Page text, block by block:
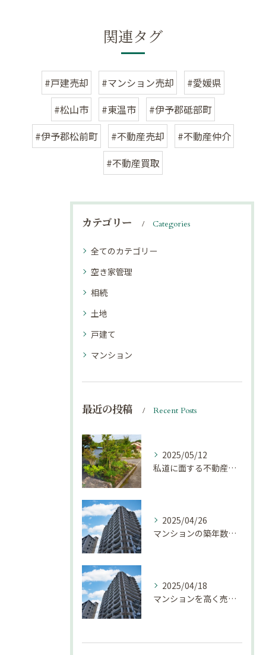
関連タグ
#戸建売却 #マンション売却
#愛媛県
#松山市
#東温市
#伊予郡砥部町
#伊予郡松前町
#不動産売却
#不動産仲介
#不動産買取
カテゴリー Categories
全てのカテゴリー
空き家管理
相続
土地
戸建て
マンション
最近の投稿 Recent Posts
2025/05/12
私道に面する不動産は売却しにくい？｜不動産売却豆知識（第69回）
2025/04/26
マンションの築年数による資産価値の変化とは｜不動産売却豆知識（第68回）
2025/04/18
マンションを高く売却するための注意点！